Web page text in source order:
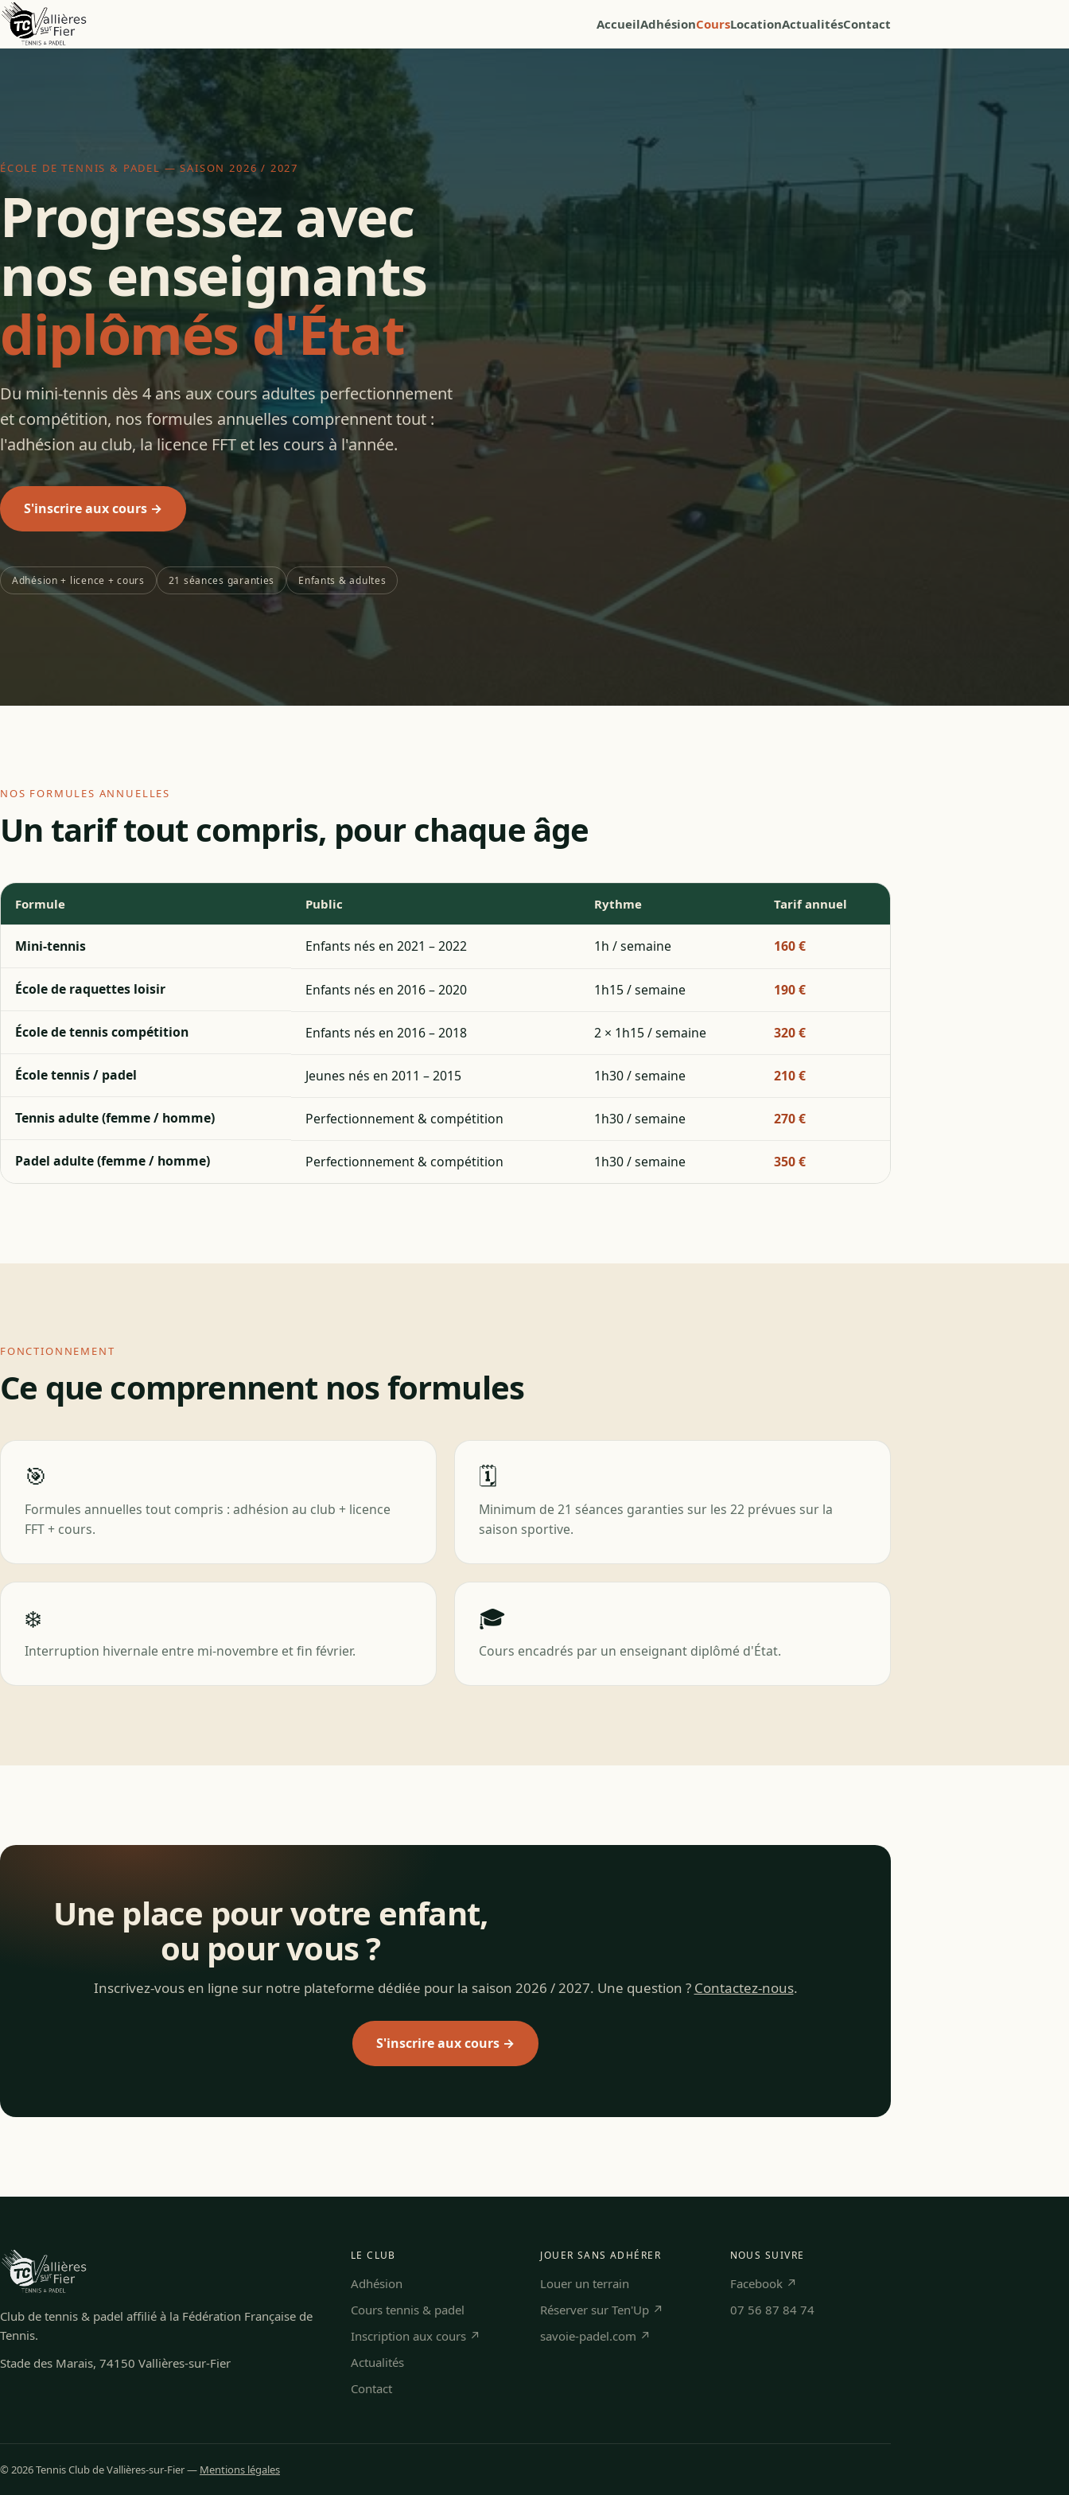
AccueilAdhésionCoursLocationActualitésContact
ÉCOLE DE TENNIS & PADEL — SAISON 2026 / 2027
Progressez avec
nos enseignants
diplômés d'État
Du mini-tennis dès 4 ans aux cours adultes perfectionnement
et compétition, nos formules annuelles comprennent tout :
l'adhésion au club, la licence FFT et les cours à l'année.
S'inscrire aux cours →
Adhésion + licence + cours 21 séances garanties Enfants & adultes
NOS FORMULES ANNUELLES
Un tarif tout compris, pour chaque âge
Formule Public Rythme Tarif annuel
Mini-tennis Enfants nés en 2021 – 2022 1h / semaine 160 €
École de raquettes loisir Enfants nés en 2016 – 2020 1h15 / semaine 190 €
École de tennis compétition Enfants nés en 2016 – 2018 2 × 1h15 / semaine 320 €
École tennis / padel Jeunes nés en 2011 – 2015 1h30 / semaine 210 €
Tennis adulte (femme / homme) Perfectionnement & compétition 1h30 / semaine 270 €
Padel adulte (femme / homme) Perfectionnement & compétition 1h30 / semaine 350 €
FONCTIONNEMENT
Ce que comprennent nos formules
🎯
Formules annuelles tout compris : adhésion au club + licence
FFT + cours.
🗓️
Minimum de 21 séances garanties sur les 22 prévues sur la
saison sportive.
❄️
Interruption hivernale entre mi-novembre et fin février.
🎓
Cours encadrés par un enseignant diplômé d'État.
Une place pour votre enfant,
ou pour vous ?
Inscrivez-vous en ligne sur notre plateforme dédiée pour la saison 2026 / 2027. Une question ? Contactez-nous.
S'inscrire aux cours →
Club de tennis & padel affilié à la Fédération Française de
Tennis.
Stade des Marais, 74150 Vallières-sur-Fier
LE CLUB
Adhésion
Cours tennis & padel
Inscription aux cours ↗
Actualités
Contact
JOUER SANS ADHÉRER
Louer un terrain
Réserver sur Ten'Up ↗
savoie-padel.com ↗
NOUS SUIVRE
Facebook ↗
07 56 87 84 74
© 2026 Tennis Club de Vallières-sur-Fier — Mentions légales